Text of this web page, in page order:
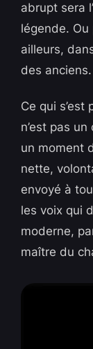
abrupt sera
légende.
ailleurs,
des anciens.
Ce qui
n’est pas
un moment
nette,
envoyé à
les voix qui
moderne,
maître du